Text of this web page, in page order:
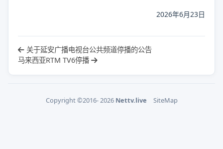
2026年6月23日
关于延安广播电视台公共频道停播的公告
马来西亚RTM TV6停播
Copyright ©2016- 2026 Nettv.live SiteMap